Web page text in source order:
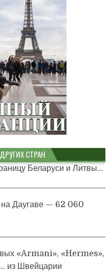
СТРАН
Беларуси и Литвы...
на Даугаве — 62 060
«Armani», «Hermes»,
из Швейцарии